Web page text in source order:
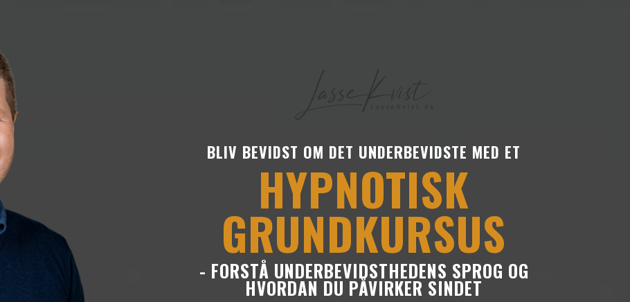
BLIV BEVIDST OM DET UNDERBEVIDSTE MED ET
HYPNOTISK
GRUNDKURSUS
- FORSTÅ UNDERBEVIDSTHEDENS SPROG OG
HVORDAN DU PÅVIRKER SINDET